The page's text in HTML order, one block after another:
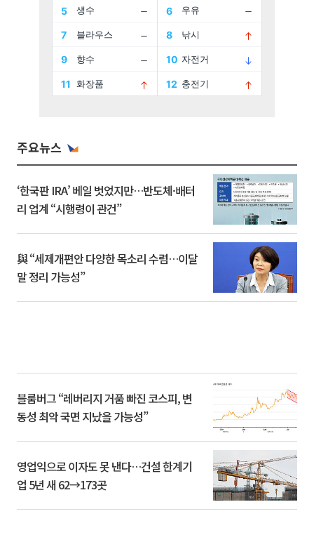
주요뉴스
‘한국판 IRA’ 베일 벗었지만…반도체·배터
리 업계 “시행령이 관건”
與 “세제개편안 다양한 목소리 수렴…이달
말 정리 가능성”
블룸버그 “레버리지 거품 빠진 코스피, 변
동성 최악 국면 지났을 가능성”
영업익으로 이자도 못 낸다…건설 한계기
업 5년 새 62→173곳